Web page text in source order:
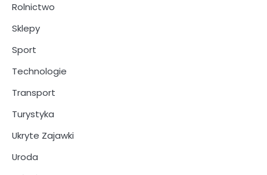
Rolnictwo
Sklepy
Sport
Technologie
Transport
Turystyka
Ukryte Zajawki
Uroda